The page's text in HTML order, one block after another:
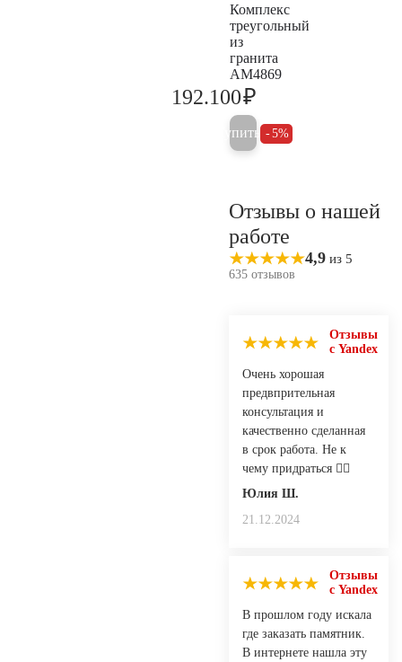
Комплекс
треугольный
из
гранита
AM4869
192.100₽
Купить 5%
Отзывы о нашей
работе
4,9 из 5
635 отзывов
Отзывы
с Yandex
Очень хорошая
предвпрительная
консультация и
качественно сделанная
в срок работа. Не к
чему придраться 👍🏻
Юлия Ш.
21.12.2024
Отзывы
с Yandex
В прошлом году искала
где заказать памятник.
В интернете нашла эту